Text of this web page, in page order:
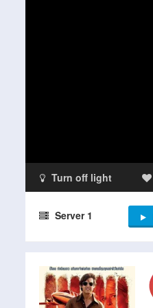
Turn off light
Server 1